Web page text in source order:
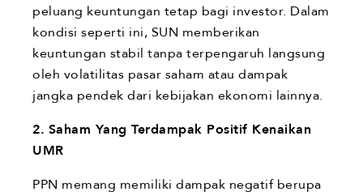
peluang keuntungan tetap bagi investor. Dalam
kondisi seperti ini, SUN memberikan
keuntungan stabil tanpa terpengaruh langsung
oleh volatilitas pasar saham atau dampak
jangka pendek dari kebijakan ekonomi lainnya.
2. Saham Yang Terdampak Positif Kenaikan
UMR
PPN memang memiliki dampak negatif berupa